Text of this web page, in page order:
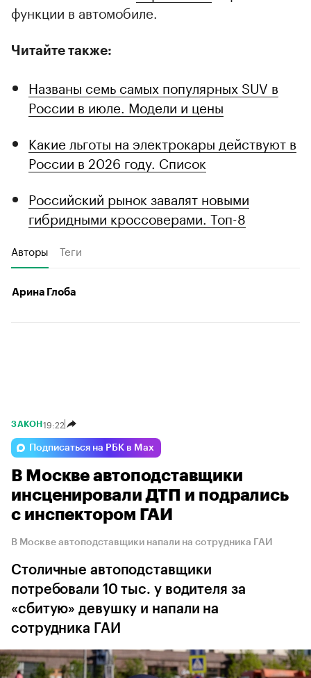
функции в автомобиле.
Читайте также:
Названы семь самых популярных SUV в
России в июле. Модели и цены
Какие льготы на электрокары действуют в
России в 2026 году. Список
Российский рынок завалят новыми
гибридными кроссоверами. Топ-8
Авторы Теги
Арина Глоба
ЗАКОН 19:22
Подписаться на РБК в Max
В Москве автоподставщики
инсценировали ДТП и подрались
с инспектором ГАИ
В Москве автоподставщики напали на сотрудника ГАИ
Столичные автоподставщики
потребовали 10 тыс. у водителя за
«сбитую» девушку и напали на
сотрудника ГАИ